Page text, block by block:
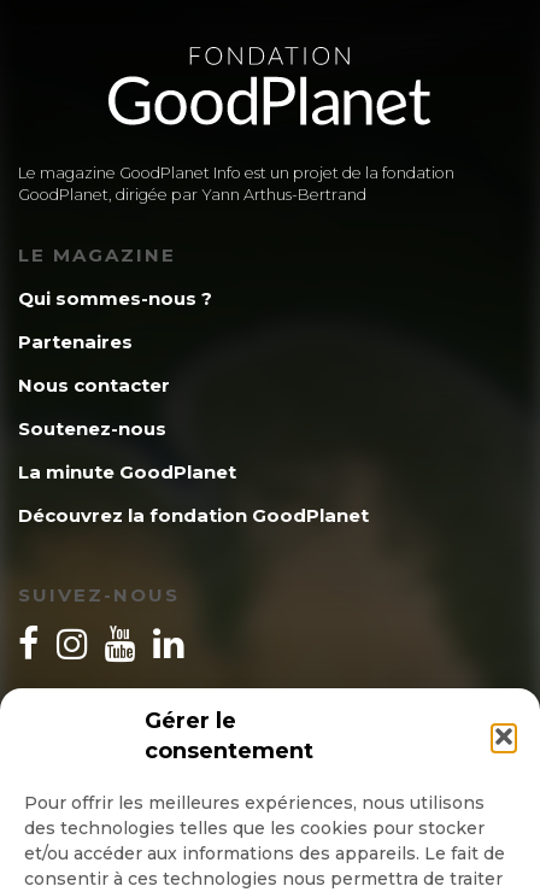
Gérer le
consentement
Pour offrir les meilleures expériences, nous utilisons
des technologies telles que les cookies pour stocker
et/ou accéder aux informations des appareils. Le fait de
consentir à ces technologies nous permettra de traiter
Le magazine GoodPlanet Info est un projet de la fondation
GoodPlanet, dirigée par Yann Arthus-Bertrand
LE MAGAZINE
Qui sommes-nous ?
Partenaires
Nous contacter
Soutenez-nous
La minute GoodPlanet
Découvrez la fondation GoodPlanet
SUIVEZ-NOUS
INSCRIPTION NEWSLETTER
Quotidienne